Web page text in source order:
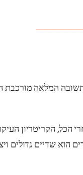
הכל, הקריטריון